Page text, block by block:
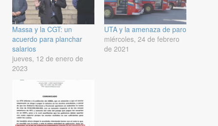
Massa y la CGT: un
acuerdo para planchar
salarios
jueves, 12 de enero de
2023
UTA y la amenaza de paro
miércoles, 24 de febrero
de 2021